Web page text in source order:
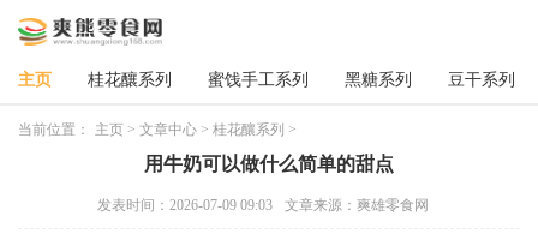
主页 桂花釀系列 蜜饯手工系列 黑糖系列 豆干系列
当前位置： 主页 > 文章中心 > 桂花釀系列 >
用牛奶可以做什么简单的甜点
发表时间：2026-07-09 09:03 文章来源：爽雄零食网